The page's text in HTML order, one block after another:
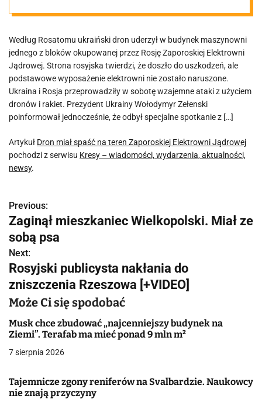
Jądrowej
Według Rosatomu ukraiński dron uderzył w budynek maszynowni
jednego z bloków okupowanej przez Rosję Zaporoskiej Elektrowni
Jądrowej. Strona rosyjska twierdzi, że doszło do uszkodzeń, ale
podstawowe wyposażenie elektrowni nie zostało naruszone.
Ukraina i Rosja przeprowadziły w sobotę wzajemne ataki z użyciem
dronów i rakiet. Prezydent Ukrainy Wołodymyr Zełenski
poinformował jednocześnie, że odbył specjalne spotkanie z […]
Artykuł Dron miał spaść na teren Zaporoskiej Elektrowni Jądrowej
pochodzi z serwisu Kresy – wiadomości, wydarzenia, aktualności,
newsy.
N
a
w
i
g
a
c
a
Previous:
Zaginął mieszkaniec Wielkopolski. Miał ze
sobą psa
Next:
Rosyjski publicysta nakłania do
zniszczenia Rzeszowa [+VIDEO]
Może Ci się spodobać
Musk chce zbudować „najcenniejszy budynek na
Ziemi”. Terafab ma mieć ponad 9 mln m²
7 sierpnia 2026
Tajemnicze zgony reniferów na Svalbardzie. Naukowcy
nie znają przyczyny